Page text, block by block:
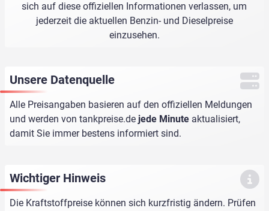
sich auf diese offiziellen Informationen verlassen, um
jederzeit die aktuellen Benzin- und Dieselpreise
einzusehen.
Unsere Datenquelle
Alle Preisangaben basieren auf den offiziellen Meldungen
und werden von tankpreise.de jede Minute aktualisiert,
damit Sie immer bestens informiert sind.
Wichtiger Hinweis
Die Kraftstoffpreise können sich kurzfristig ändern. Prüfen